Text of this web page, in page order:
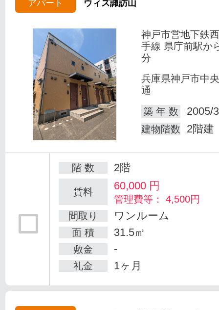
アパート ウィズ諏訪山
神戸市営地下鉄
手線 県庁前駅か
分
兵庫県神戸市中
通
築 年 数
2005/
建物階数 2階建
階 数 2階
賃料 60,000 円
管理費等： 4,500円
間取り
ワンルーム
面 積 31.5㎡
敷金 -
礼金 1ヶ月